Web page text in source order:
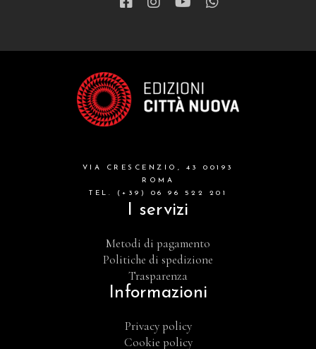
VIA CRESCENZIO, 43 00193
ROMA
TEL. (+39) 06 96 522 201
I servizi
Metodi di pagamento
Politiche di spedizione
Trasparenza
Informazioni
Privacy policy
Cookie policy